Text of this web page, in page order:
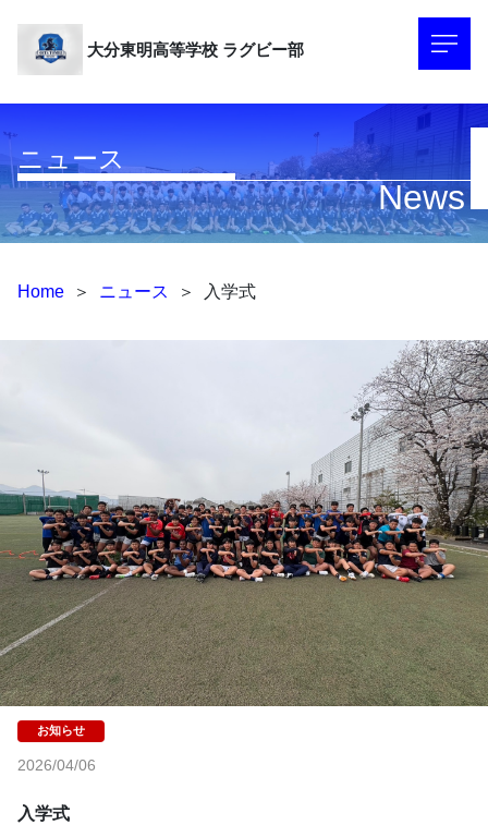
大分東明高等学校 ラグビー部
ニュース
News
Home ＞ ニュース ＞ 入学式
2026/04/06
入学式